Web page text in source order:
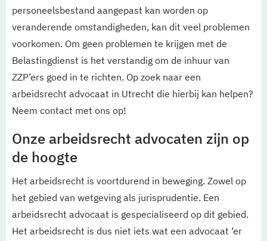
personeelsbestand aangepast kan worden op
veranderende omstandigheden, kan dit veel problemen
voorkomen. Om geen problemen te krijgen met de
Belastingdienst is het verstandig om de inhuur van
ZZP’ers goed in te richten. Op zoek naar een
arbeidsrecht advocaat in Utrecht die hierbij kan helpen?
Neem contact met ons op!
Onze arbeidsrecht advocaten zijn op
de hoogte
Het arbeidsrecht is voortdurend in beweging. Zowel op
het gebied van wetgeving als jurisprudentie. Een
arbeidsrecht advocaat is gespecialiseerd op dit gebied.
Het arbeidsrecht is dus niet iets wat een advocaat ‘er